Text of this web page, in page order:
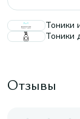
Тоники
Тоники
Отзывы